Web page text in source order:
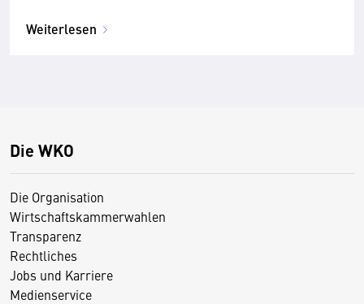
Weiterlesen
Die WKO
Die Organisation
Wirtschaftskammerwahlen
Transparenz
Rechtliches
Jobs und Karriere
Medienservice